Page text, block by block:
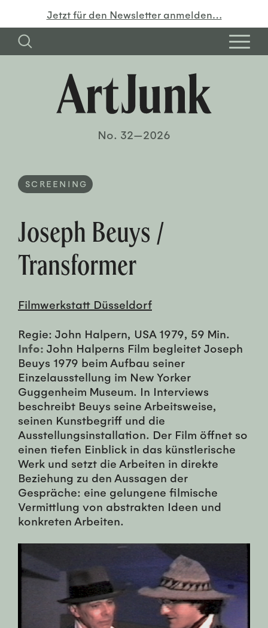
Jetzt für den Newsletter anmelden…
No. 32—2026
SCREENING
Joseph Beuys /
Transformer
Filmwerkstatt Düsseldorf
Regie: John Halpern, USA 1979, 59 Min.
Info: John Halperns Film begleitet Joseph
Beuys 1979 beim Aufbau seiner
Einzelausstellung im New Yorker
Guggenheim Museum. In Interviews
beschreibt Beuys seine Arbeitsweise,
seinen Kunstbegriff und die
Ausstellungsinstallation. Der Film öffnet so
einen tiefen Einblick in das künstlerische
Werk und setzt die Arbeiten in direkte
Beziehung zu den Aussagen der
Gespräche: eine gelungene filmische
Vermittlung von abstrakten Ideen und
konkreten Arbeiten.